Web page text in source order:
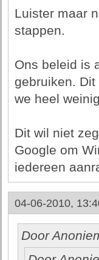
Luister maar
stappen.
Ons beleid is
gebruiken.
we heel
Dit wil niet
Google om
iedereen
04-06-2010,
Door